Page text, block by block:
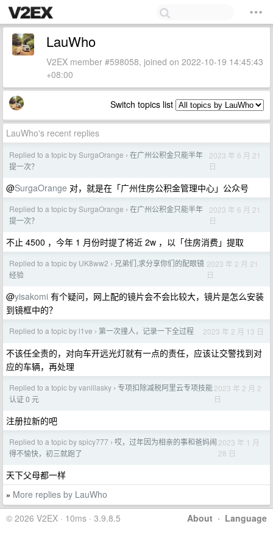
LauWho
V2EX member #598058, joined on 2022-10-19 14:45:43
+08:00
Switch topics list
LauWho's recent replies
Replied to a topic by SurgaOrange › 在广州公积金只能半年
提一次？
2023 年 6 月 21
日
@SurgaOrange 对，就是在「广州住房公积金管理中心」公众号
Replied to a topic by SurgaOrange › 在广州公积金只能半年
提一次？
2023 年 6 月 21
日
不止 4500 ，今年 1 月份时提了将近 2w ，以「住房消费」提取
Replied to a topic by UK8ww2 › 兄弟们,求分享你们的配眼镜
经验
2023 年 2 月 21
日
@yisakomi 有个疑问，网上配的镜片会不会比较大，镜片是怎么安装
到镜框中的？
Replied to a topic by l1ve › 第一次撞人，记录一下全过程 2023 年 2 月 13 日
不该任全责的，对向车开远光灯就有一点的责任，应该让交警找到对
应的车辆，再处理
Replied to a topic by vanillasky › 专项扣除减税阿里云专项技能
认证 0 元
2023 年 2 月 2
日
注册拉新的吧
Replied to a topic by spicy777 › 哎，过年因为相亲的事和爸妈闹
得不愉快，初三就跑了
2023 年 1 月
28 日
天下父母都一样
» More replies by LauWho
About · Language
© 2026 V2EX · 10ms · 3.9.8.5